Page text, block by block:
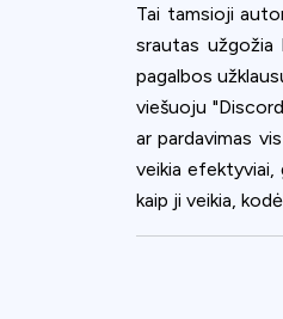
Tai tamsioji
srautas užgožia
pagalbos
viešuoju
ar pardavimas
veikia efektyviai,
kaip ji veikia,